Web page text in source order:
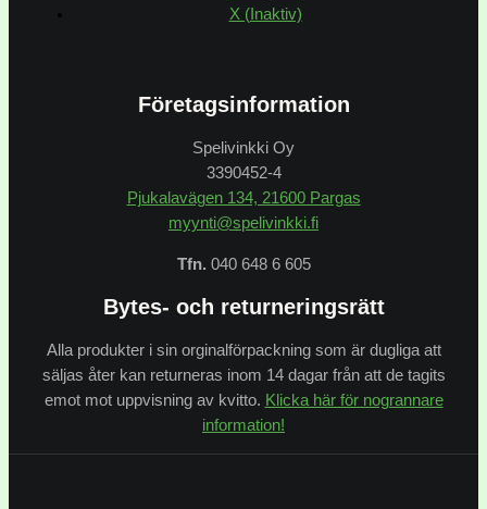
X (Inaktiv)
Företagsinformation
Spelivinkki Oy
3390452-4
Pjukalavägen 134, 21600 Pargas
myynti@spelivinkki.fi
Tfn. 040 648 6 605
Bytes- och returneringsrätt
Alla produkter i sin orginalförpackning som är dugliga att
säljas åter kan returneras inom 14 dagar från att de tagits
emot mot uppvisning av kvitto. Klicka här för nogrannare
information!